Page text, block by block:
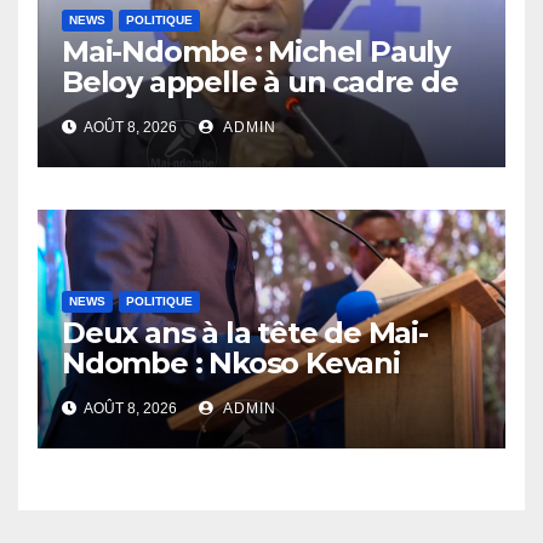
NEWS POLITIQUE
Mai-Ndombe : Michel Pauly
Beloy appelle à un cadre de
concertation avant la tenue
du dialogue inclusif
AOÛT 8, 2026 ADMIN
NEWS POLITIQUE
Deux ans à la tête de Mai-
Ndombe : Nkoso Kevani
défend son bilan et fait de la
sécurité sa priorité
AOÛT 8, 2026 ADMIN